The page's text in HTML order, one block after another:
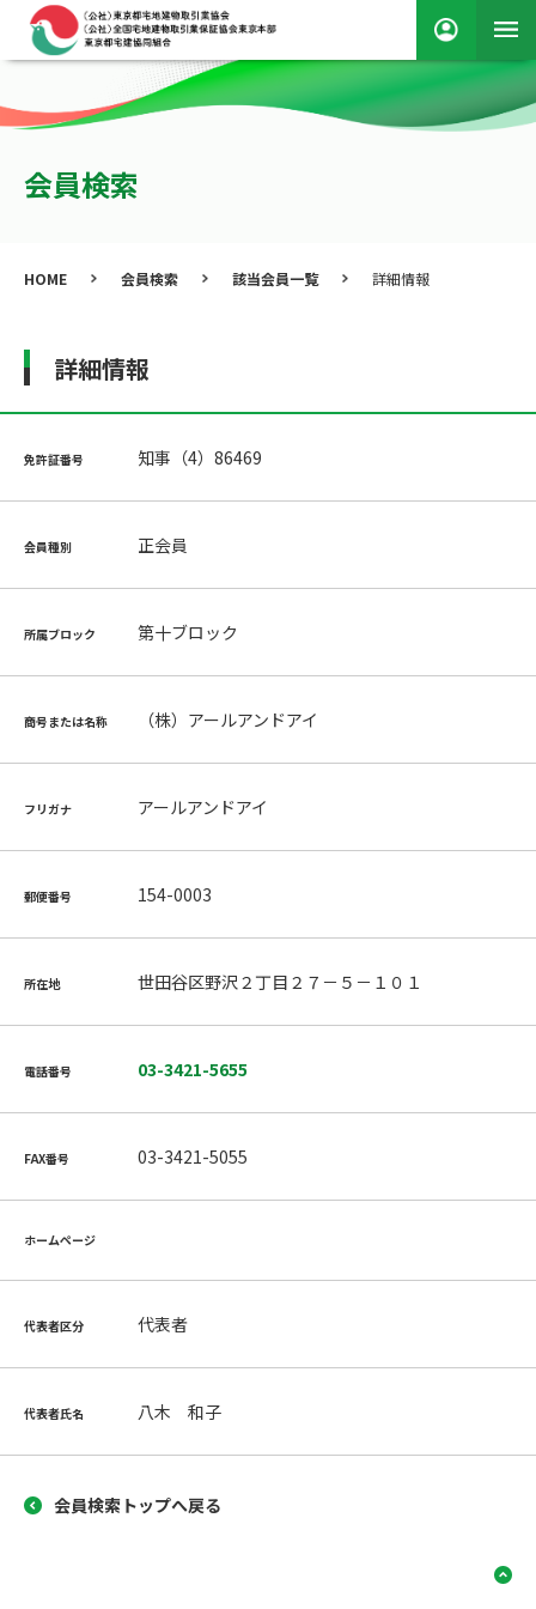
会員検索
HOME 会員検索 該当会員一覧 詳細情報
詳細情報
免許証番号 知事（4）86469
会員種別 正会員
所属ブロック 第十ブロック
商号または名称 （株）アールアンドアイ
フリガナ アールアンドアイ
郵便番号 154-0003
所在地 世田谷区野沢２丁目２７－５－１０１
電話番号 03-3421-5655
FAX番号 03-3421-5055
ホームページ
代表者区分 代表者
代表者氏名 八木 和子
会員検索トップへ戻る